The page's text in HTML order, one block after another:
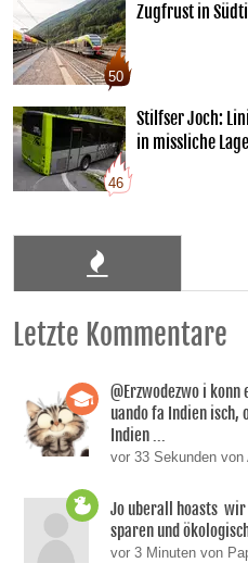
50
Zugfrust in
46
Stilfser Joch:
in missliche Lage
Letzte Kommentare
@Erzwodezwo i konn
uando fa Indien isch,
Indien ...
vor 33 Sekunden von
Jo uberall hoasts wir
sparen und
vor 3 Minuten von